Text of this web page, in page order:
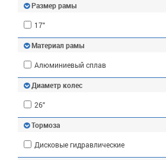
Размер рамы
17"
Материал рамы
Алюминиевый сплав
Диаметр колес
26"
Тормоза
Дисковые гидравлические